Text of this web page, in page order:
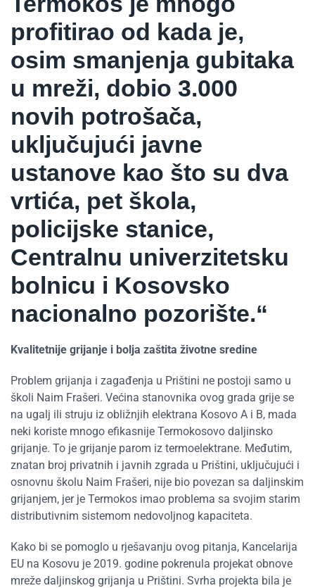
profitirao od kada je,
osim smanjenja gubitaka
u mreži, dobio 3.000
novih potrošača,
uključujući javne
ustanove kao što su dva
vrtića, pet škola,
policijske stanice,
Centralnu univerzitetsku
bolnicu i Kosovsko
nacionalno pozorište.“
Kvalitetnije grijanje i bolja zaštita životne sredine
Problem grijanja i zagađenja u Prištini ne postoji samo u
školi Naim Frašeri. Većina stanovnika ovog grada grije se
na ugalj ili struju iz obližnjih elektrana Kosovo A i B, mada
neki koriste mnogo efikasnije Termokosovo daljinsko
grijanje. To je grijanje parom iz termoelektrane. Međutim,
znatan broj privatnih i javnih zgrada u Prištini, uključujući i
osnovnu školu Naim Frašeri, nije bio povezan sa daljinskim
grijanjem, jer je Termokos imao problema sa svojim starim
distributivnim sistemom nedovoljnog kapaciteta.
Kako bi se pomoglo u rješavanju ovog pitanja, Kancelarija
EU na Kosovu je 2019. godine pokrenula projekat obnove
mreže daljinskog grijanja u Prištini. Svrha projekta bila je